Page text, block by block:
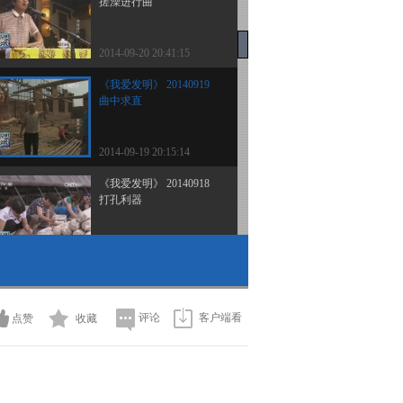
2014-09-20 20:41:15
《我爱发明》 20140919
曲中求直
2014-09-19 20:15:14
《我爱发明》 20140918
打孔利器
2014-09-17 20:26:15
点赞 收藏 评论 客户端看